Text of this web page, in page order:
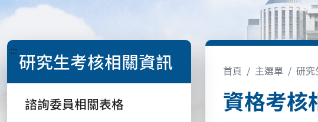
::: 研究生考核相關資訊
諮詢委員相關表格
首頁 主選單 研究
資格考核